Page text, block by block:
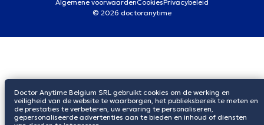
Algemene voorwaardenCookiesPrivacybeleid
© 2026 doctoranytime
Doctor Anytime Belgium SRL gebruikt cookies om de werking en
veiligheid van de website te waarborgen, het publieksbereik te meten en
de prestaties te verbeteren, uw ervaring te personaliseren,
gepersonaliseerde advertenties aan te bieden en inhoud of diensten